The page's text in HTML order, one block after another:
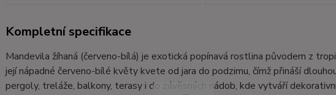
Kompletní specifikace
Mandevila žíhaná (červeno-bílá) je exotická popínavá rostlina původem z
její nápadné červeno-bílé květy kvete od jara do podzimu, čímž přináší
pergoly, treláže, balkony, terasy i do závěsných nádob, kde vytváří